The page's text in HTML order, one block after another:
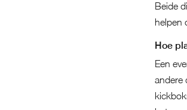
Beide
helpen
Hoe
Een
andere